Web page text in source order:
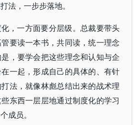
法，一步步落地。
，一方面要分层级。总裁要带头
要读一本书，共同读，统一理念
，要学会把这些理念和认知与企
一起，形成自己的具体的、有针
法，就像林彪总结出来的战术理
东西一层层地通过制度化的学习
成员。